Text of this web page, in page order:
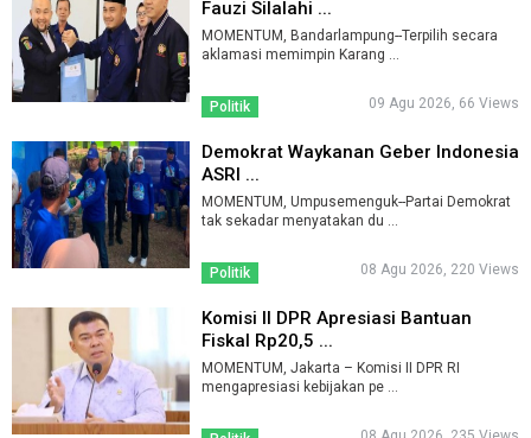
Fauzi Silalahi ...
MOMENTUM, Bandarlampung--Terpilih secara
aklamasi memimpin Karang ...
Politik 09 Agu 2026, 66 Views
Demokrat Waykanan Geber Indonesia
ASRI ...
MOMENTUM, Umpusemenguk--Partai Demokrat
tak sekadar menyatakan du ...
Politik 08 Agu 2026, 220 Views
Komisi II DPR Apresiasi Bantuan
Fiskal Rp20,5 ...
MOMENTUM, Jakarta – Komisi II DPR RI
mengapresiasi kebijakan pe ...